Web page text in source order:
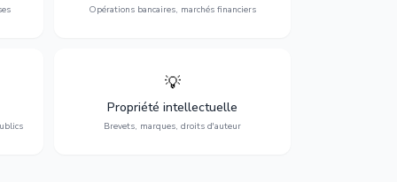
Opérations bancaires, marchés financiers
💡
Propriété intellectuelle
Brevets, marques, droits d'auteur
Protection de vos créations : brevets,
marques, droits d'auteur et lutte contre la
contrefaçon.